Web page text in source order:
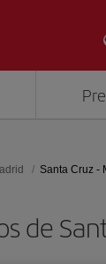
Santa Cruz -
de